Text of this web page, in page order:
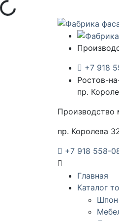
+7 918
Ростов-
пр.
Производство
пр. Королева
+7 918 558-
Главная
Каталог
Шпон